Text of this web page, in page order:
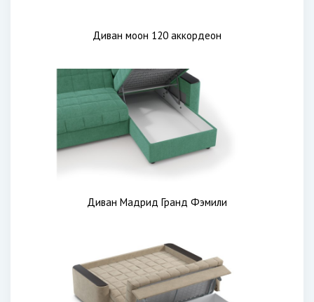
Диван моон 120 аккордеон
Диван Мадрид Гранд Фэмили